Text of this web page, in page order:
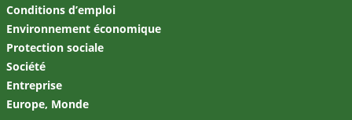
Conditions d’emploi
Environnement économique
Protection sociale
Société
Entreprise
Europe, Monde